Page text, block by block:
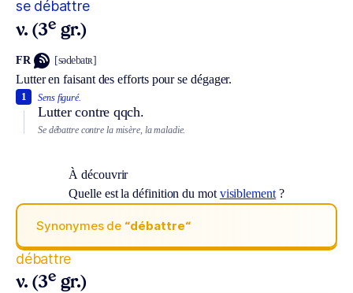
se débattre
v. (3e gr.)
FR [sədebatʀ]
Lutter en faisant des efforts pour se dégager.
Sens figuré.
Lutter contre qqch.
1
Se débattre contre la misère, la maladie.
À découvrir
Quelle est la définition du mot visiblement?
Synonymes de “débattre“
débattre
v. (3e gr.)